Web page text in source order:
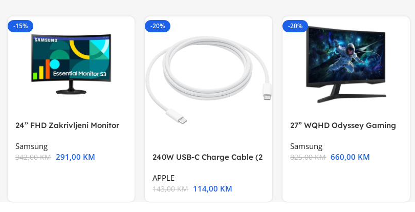
-15%
24” FHD Zakrivljeni Monitor
Samsung
342,00KM 291,00 KM
-20%
240W USB-C Charge Cable (2
APPLE
143,00KM 114,00 KM
-20%
27” WQHD Odyssey Gaming
Samsung
825,00KM 660,00 KM